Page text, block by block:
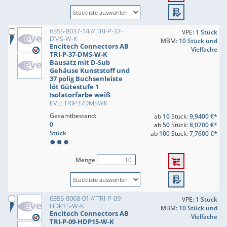
6355-8037-14 // TRI-P-37-
DMS-W-K
Encitech Connectors AB
TRI-P-37-DMS-W-K
Bausatz mit D-Sub
Gehäuse Kunststoff und
37 polig Buchsenleiste
löt Gütestufe 1
Isolatorfarbe weiß
EVE: TRIP37DMSWK
VPE: 1 Stück
MBM: 10 Stück und
Vielfache
Gesamtbestand:
0
Stück
ab 10Stück:9,9400 €*
ab50Stück:8,0700 €*
ab 100Stück:7,7600 €*
Menge
6355-8068-01 // TRI-P-09-
HDP15-W-K
Encitech Connectors AB
TRI-P-09-HDP15-W-K
VPE: 1 Stück
MBM: 10 Stück und
Vielfache